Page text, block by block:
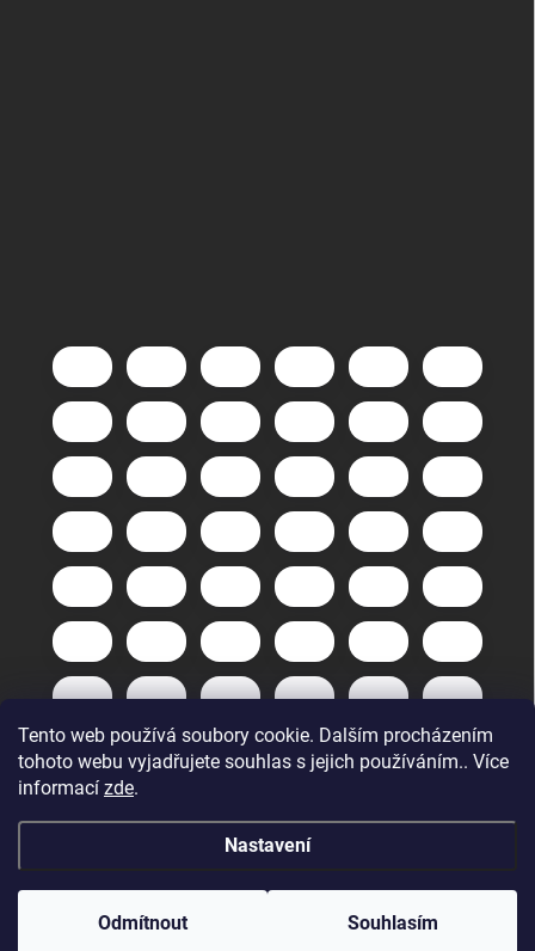
Tento web používá soubory cookie. Dalším procházením
tohoto webu vyjadřujete souhlas s jejich používáním.. Více
informací zde.
Nastavení
Odmítnout Souhlasím
Copyright 2026GuneXpert s.r.o.. Všechna práva vyhrazena.Upravit